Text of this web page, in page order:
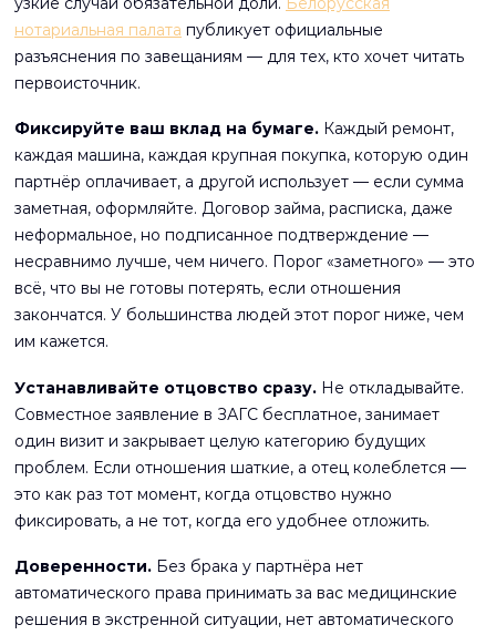
нотариальная палата публикует официальные
разъяснения по завещаниям — для тех, кто хочет читать
первоисточник.
Фиксируйте ваш вклад на бумаге. Каждый ремонт,
каждая машина, каждая крупная покупка, которую один
партнёр оплачивает, а другой использует — если сумма
заметная, оформляйте. Договор займа, расписка, даже
неформальное, но подписанное подтверждение —
несравнимо лучше, чем ничего. Порог «заметного» — это
всё, что вы не готовы потерять, если отношения
закончатся. У большинства людей этот порог ниже, чем
им кажется.
Устанавливайте отцовство сразу. Не откладывайте.
Совместное заявление в ЗАГС бесплатное, занимает
один визит и закрывает целую категорию будущих
проблем. Если отношения шаткие, а отец колеблется —
это как раз тот момент, когда отцовство нужно
фиксировать, а не тот, когда его удобнее отложить.
Доверенности. Без брака у партнёра нет
автоматического права принимать за вас медицинские
решения в экстренной ситуации, нет автоматического